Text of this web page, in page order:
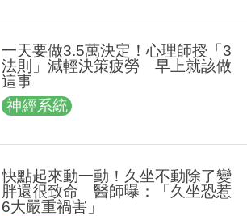
一天要做3.5萬決定！心理師授「3
法則」減輕決策疲勞 早上就該做
這事
神經系統
快點起來動一動！久坐不動除了變
胖還很致命 醫師曝：「久坐恐惹
6大嚴重禍害」